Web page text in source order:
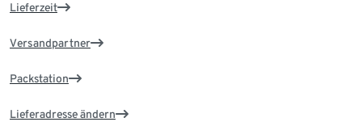
Lieferzeit
Versandpartner
Packstation
Lieferadresse ändern